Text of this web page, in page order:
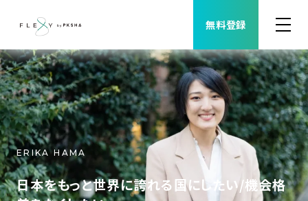
無料登録
案件検索
職種から案件を探す
FLEXYについて
ERIKA HAMA
日本をもっと世界に誇れる国にしたい/機会格